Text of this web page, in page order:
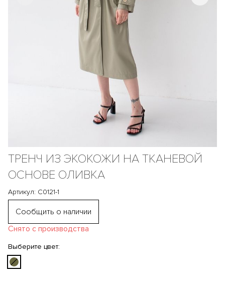
ТРЕНЧ ИЗ ЭКОКОЖИ НА ТКАНЕВОЙ
ОСНОВЕ ОЛИВКА
Артикул: С0121-1
Сообщить о наличии
Снято с производства
Выберите цвет: